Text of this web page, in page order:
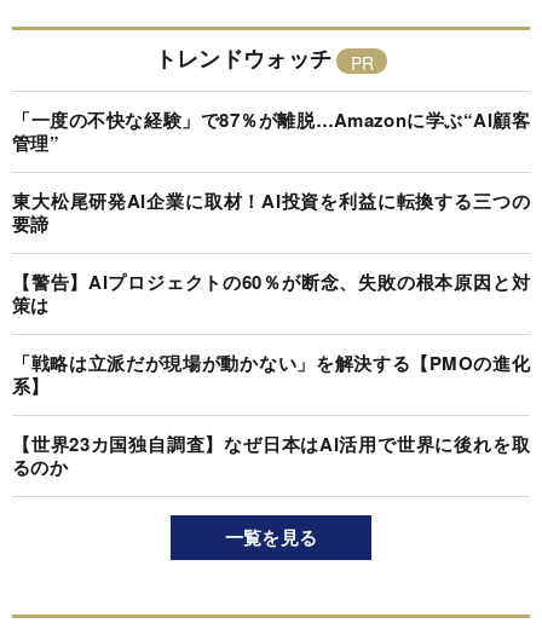
トレンドウォッチ
「一度の不快な経験」で87％が離脱…Amazonに学ぶ“AI顧客
管理”
東大松尾研発AI企業に取材！AI投資を利益に転換する三つの
要諦
【警告】AIプロジェクトの60％が断念、失敗の根本原因と対
策は
「戦略は立派だが現場が動かない」を解決する【PMOの進化
系】
【世界23カ国独自調査】なぜ日本はAI活用で世界に後れを取
るのか
一覧を見る